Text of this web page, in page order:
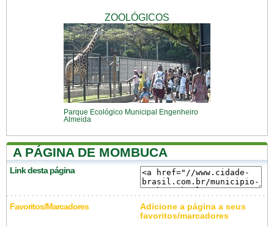
ZOOLÓGICOS
Parque Ecológico Municipal Engenheiro
Almeida
A PÁGINA DE MOMBUCA
Link desta página
Favoritos/Marcadores
Adicione a página a seus
favoritos/marcadores